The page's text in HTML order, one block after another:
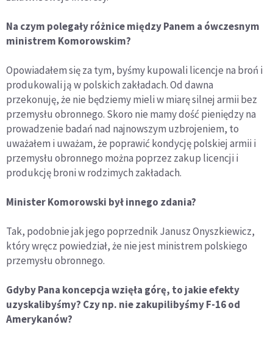
Na czym polegały różnice między Panem a ówczesnym
ministrem Komorowskim?
Opowiadałem się za tym, byśmy kupowali licencje na broń i
produkowali ją w polskich zakładach. Od dawna
przekonuję, że nie będziemy mieli w miarę silnej armii bez
przemysłu obronnego. Skoro nie mamy dość pieniędzy na
prowadzenie badań nad najnowszym uzbrojeniem, to
uważałem i uważam, że poprawić kondycję polskiej armii i
przemysłu obronnego można poprzez zakup licencji i
produkcję broni w rodzimych zakładach.
Minister Komorowski był innego zdania?
Tak, podobnie jak jego poprzednik Janusz Onyszkiewicz,
który wręcz powiedział, że nie jest ministrem polskiego
przemysłu obronnego.
Gdyby Pana koncepcja wzięła górę, to jakie efekty
uzyskalibyśmy? Czy np. nie zakupilibyśmy F-16 od
Amerykanów?